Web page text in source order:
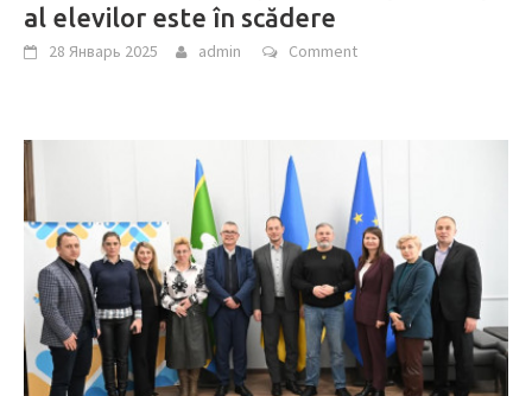
al elevilor este în scădere
28 Январь 2025 admin Comment